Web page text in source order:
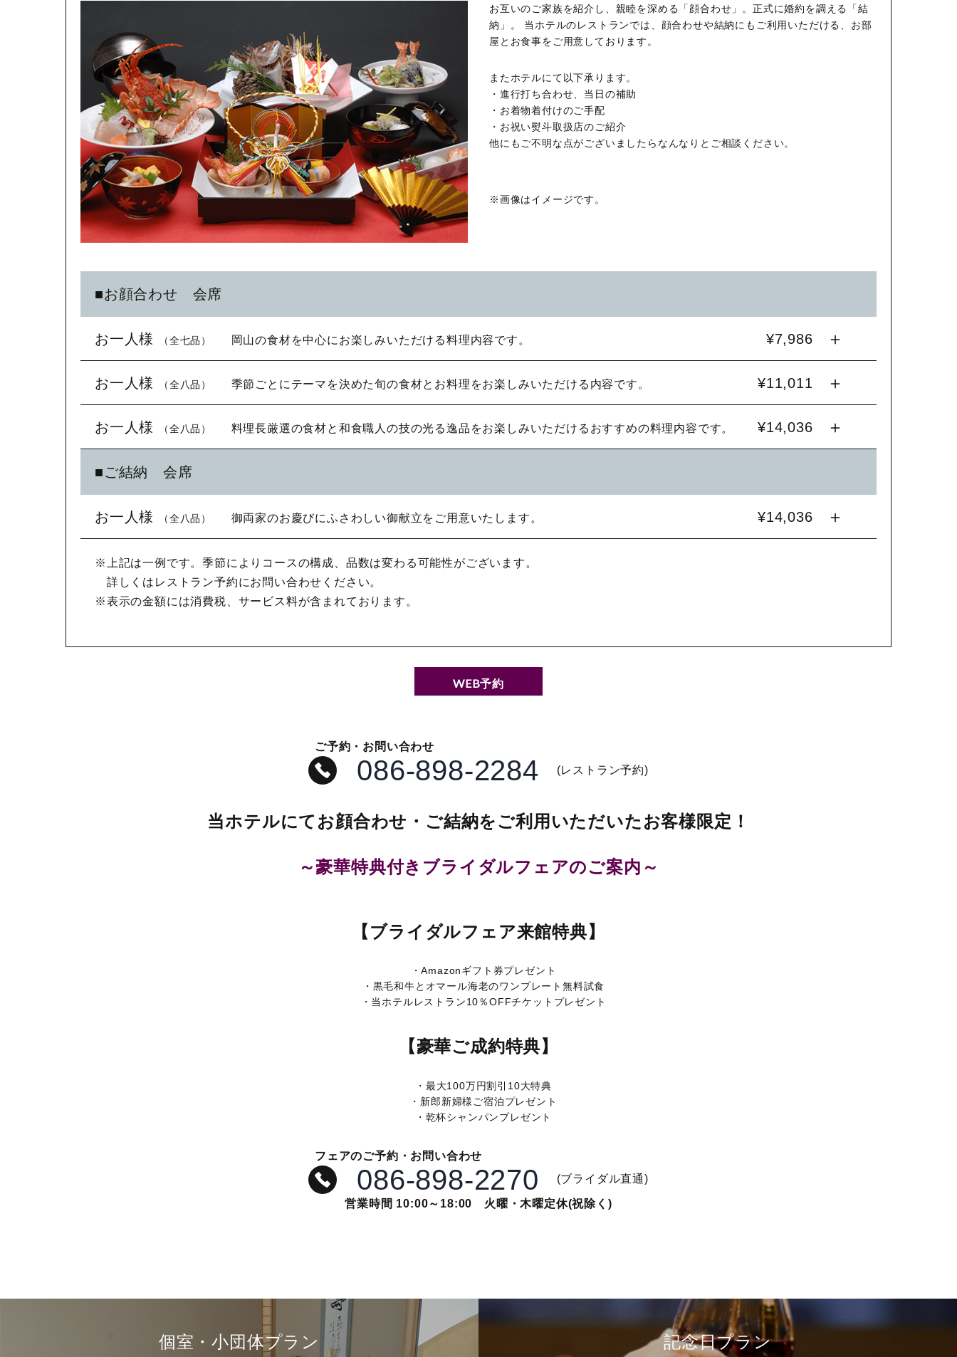
お互いのご家族を紹介し、親睦を深める「顔合わせ」。正式に婚約を調える「結
納」。 当ホテルのレストランでは、顔合わせや結納にもご利用いただける、お部
屋とお食事をご用意しております。
またホテルにて以下承ります。
・進行打ち合わせ、当日の補助
・お着物着付けのご手配
・お祝い熨斗取扱店のご紹介
他にもご不明な点がございましたらなんなりとご相談ください。
※画像はイメージです。
■お顔合わせ 会席
お一人様 （全七品） 岡山の食材を中心にお楽しみいただける料理内容です。 ¥7,986
一、季節の前菜
二、季節の椀物
三、本日の鮮魚のお造り
五、焼き物（季節の鮮魚や地鶏など季節に合わせて内容になります）
七、季節の水物
お一人様 （全八品） 季節ごとにテーマを決めた旬の食材とお料理をお楽しみいただける内容です。 ¥11,011
一、季節の前菜
二、季節の椀物
三、本日の鮮魚のお造り
四、季節の煮物
五、焼き物（天然鮎や養老焼き等季節に合わせた内容になります）
七、季節の色ご飯・香の物・赤出汁
八、本日のデザート
お一人様 （全八品） 料理長厳選の食材と和食職人の技の光る逸品をお楽しみいただけるおすすめの料理内容です。 ¥14,036
一、季節の前菜
二、季節の椀物
三、本日の鮮魚のお造り
四、煮物
五、焼き物(季節の魚介や伊勢エビ等季節に合わせた内容となります)
六、強肴(和牛などこだわりの食材です)
七、季節の色ご飯・香の物・赤出汁
■ご結納 会席
お一人様 （全八品） 御両家のお慶びにふさわしい御献立をご用意いたします。 ¥14,036
一、季節の前菜 お祝い飾り
二、お祝いの椀物
三、縁起物のお造り
※上記は一例です。季節によりコースの構成、品数は変わる可能性がございます。
詳しくはレストラン予約にお問い合わせください。
※表示の金額には消費税、サービス料が含まれております。
WEB予約
ご予約・お問い合わせ
086-898-2284 (レストラン予約)
当ホテルにてお顔合わせ・ご結納をご利用いただいたお客様限定！
～豪華特典付きブライダルフェアのご案内～
【ブライダルフェア来館特典】
・Amazonギフト券プレゼント
・黒毛和牛とオマール海老のワンプレート無料試食
・当ホテルレストラン10％OFFチケットプレゼント
【豪華ご成約特典】
・最大100万円割引10大特典
・新郎新婦様ご宿泊プレゼント
・乾杯シャンパンプレゼント
フェアのご予約・お問い合わせ
086-898-2270 (ブライダル直通)
営業時間 10:00～18:00 火曜・木曜定休(祝除く)
個室・小団体プラン 記念日プラン